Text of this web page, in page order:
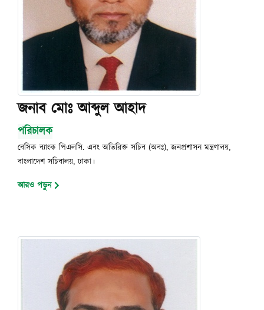
জনাব মোঃ আব্দুল আহাদ
পরিচালক
বেসিক ব্যাংক পিএলসি. এবং অতিরিক্ত সচিব (অবঃ), জনপ্রশাসন মন্ত্রণালয়,
বাংলাদেশ সচিবালয়, ঢাকা।
আরও পড়ুন